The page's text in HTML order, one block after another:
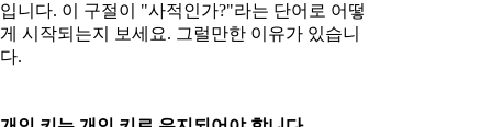
입니다. 이 구절이 "사적인가?"라는 단어로 어떻
게 시작되는지 보세요. 그럴만한 이유가 있습니
다.